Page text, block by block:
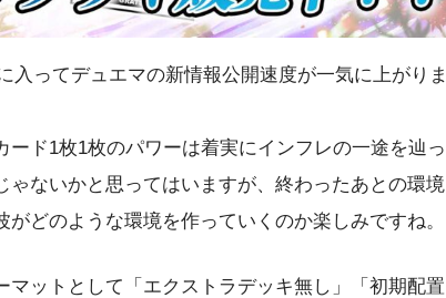
ってデュエマの新情報公開速度が一気に上がりま
ド1枚1枚のパワーは着実にインフレの一途を辿っ
ゃないかと思ってはいますが、終わったあとの環境
どのような環境を作っていくのか楽しみですね。
ットとして「エクストラデッキ無し」「初期配置